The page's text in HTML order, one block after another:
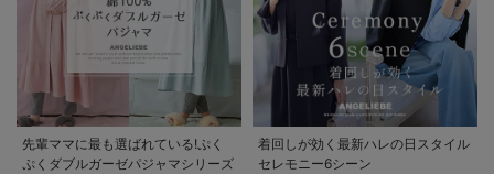
先輩ママに最も選ばれている!ぷく
ぷくダブルガーゼパジャマシリーズ
着回しが効く最新ハレの日スタイル
セレモニー6シーン